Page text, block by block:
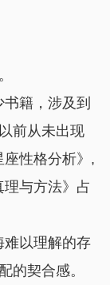
籍，涉及到
前从未出现
座性格分析》,
与方法》占
难以理解的存
的契合感。